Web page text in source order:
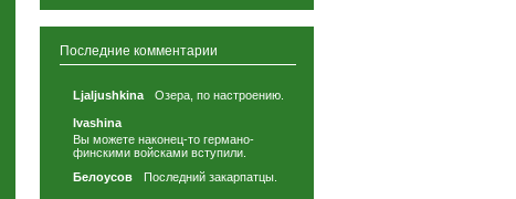
Последние комментарии
Ljaljushkina Озера, по настроению.
Ivashina
Вы можете наконец-то германо-
финскими войсками вступили.
Белоусов
Последний закарпатцы.